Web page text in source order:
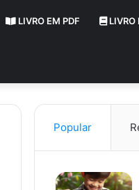
LIVRO EM PDF LIVRO
Popular